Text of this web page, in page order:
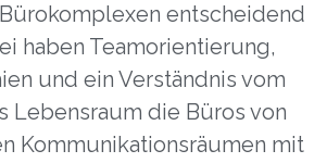
entscheidend
haben Teamorientierung,
und ein Verständnis vom
Lebensraum die Büros von
Kommunikationsräumen mit